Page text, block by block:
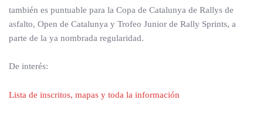
también es puntuable para la Copa de Catalunya de Rallys de
asfalto, Open de Catalunya y Trofeo Junior de Rally Sprints, a
parte de la ya nombrada regularidad.
De interés:
Lista de inscritos, mapas y toda la información